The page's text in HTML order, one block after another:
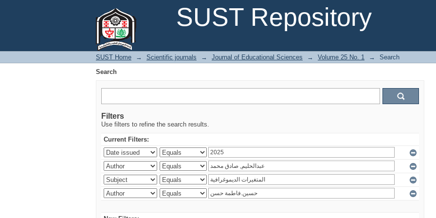
SUST Repository
SUST Home → Scientific journals → Journal of Educational Sciences → Volume 25 No. 1 →
Search
Search
Filters
Use filters to refine the search results.
Current Filters: